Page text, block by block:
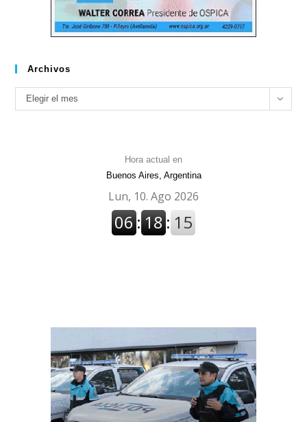
Archivos
Archivos
Elegir el mes
Hora actual en
Buenos Aires, Argentina